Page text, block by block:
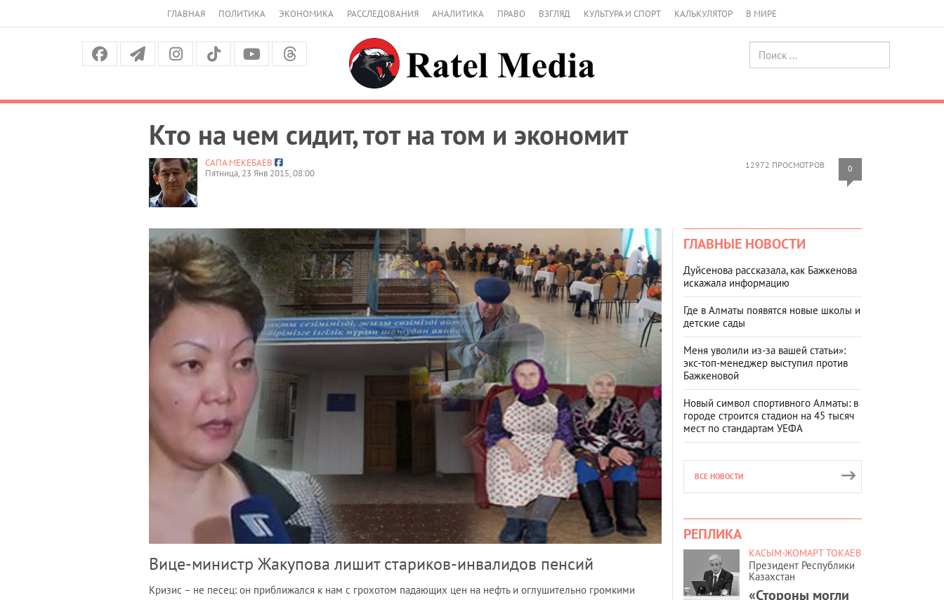
ГЛАВНАЯ ПОЛИТИКА ЭКОНОМИКА РАССЛЕДОВАНИЯ АНАЛИТИКА ПРАВО ВЗГЛЯД КУЛЬТУРА И СПОРТ КАЛЬКУЛЯТОР В МИРЕ
Кто на чем сидит, тот на том и экономит
12972 ПРОСМОТРОВ 0
САПА МЕКЕБАЕВ
Пятница, 23 Янв 2015, 08:00
Вице-министр Жакупова лишит стариков-инвалидов пенсий
Кризис – не песец: он приближался к нам с грохотом падающих цен на нефть и оглушительно громкими
ГЛАВНЫЕ НОВОСТИ
Дуйсенова рассказала, как Бажкенова
искажала информацию
Где в Алматы появятся новые школы и
детские сады
Меня уволили из-за вашей статьи»:
экс-топ-менеджер выступил против
Бажкеновой
Новый символ спортивного Алматы: в
городе строится стадион на 45 тысяч
мест по стандартам УЕФА
ВСЕ НОВОСТИ
РЕПЛИКА
КАСЫМ-ЖОМАРТ ТОКАЕВ
Президент Республики
Казахстан
«Стороны могли